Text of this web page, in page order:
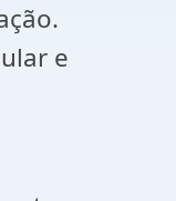
e